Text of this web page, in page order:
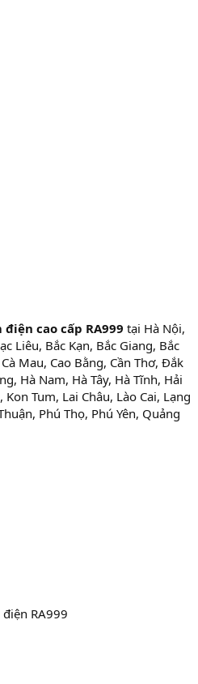
cao cấp RA999 tại Hà Nội,
Liêu, Bắc Kạn, Bắc Giang, Bắc
Mau, Cao Bằng, Cần Thơ, Đắk
Hà Nam, Hà Tây, Hà Tĩnh, Hải
Tum, Lai Châu, Lào Cai, Lạng
Phú Thọ, Phú Yên, Quảng
RA999